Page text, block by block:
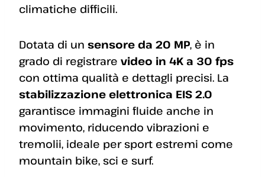
climatiche difficili.
Dotata di un sensore da 20 MP, è in
grado di registrare video in 4K a 30 fps
con ottima qualità e dettagli precisi. La
stabilizzazione elettronica EIS 2.0
garantisce immagini fluide anche in
movimento, riducendo vibrazioni e
tremolii, ideale per sport estremi come
mountain bike, sci e surf.